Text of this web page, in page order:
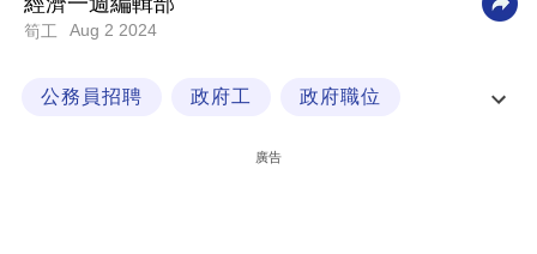
技
筍工 Aug 2 2024
公務員招聘 政府工 政府職位
廣告